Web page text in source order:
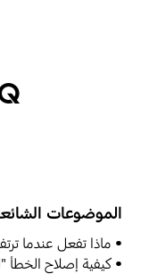
الموضوعات
ماذا تفعل عندما